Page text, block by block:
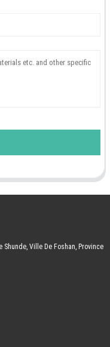
Ville De Foshan, Province